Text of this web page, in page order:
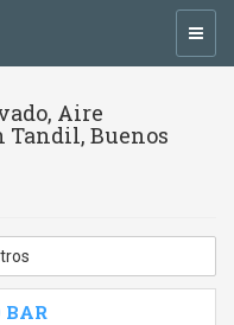
Aire
Tandil, Buenos
BAR